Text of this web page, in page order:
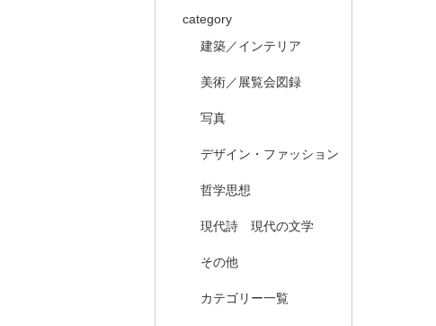
category
建築／インテリア
美術／展覧会図録
写真
デザイン・ファッション
哲学思想
現代詩 現代の文学
その他
カテゴリー一覧